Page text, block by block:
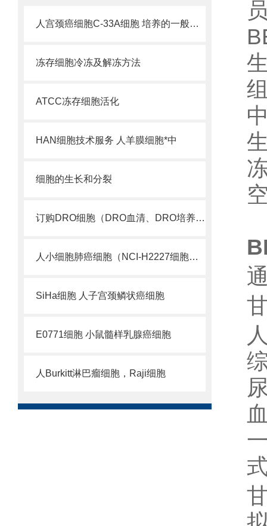
人宫颈癌细胞C-33A细胞 培养的一般过程
冻存细胞冷冻及解冻方法
ATCC冻存细胞活化
HAN细胞技术服务 人羊膜细胞*中
细胞的生长和分裂
订购DRO细胞（DRO血清、DRO培养基）
人小细胞肺癌细胞（NCI-H2227细胞供应）
SiHa细胞 人子宫颈鳞状癌细胞
E0771细胞 小鼠髓样乳腺癌细胞
人Burkitt淋巴瘤细胞，Raji细胞